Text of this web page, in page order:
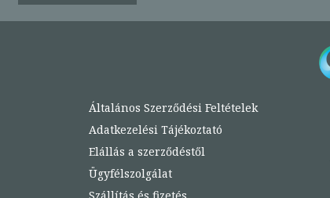
Általános Szerződési Feltételek
Adatkezelési Tájékoztató
Elállás a szerződéstől
Ügyfélszolgálat